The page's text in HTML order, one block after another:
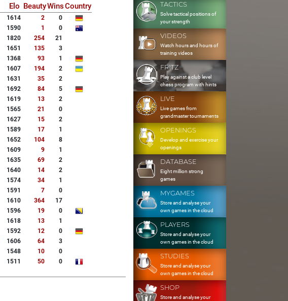
Elo BeautyWinsCountry
1614 2
0
1590 1
0
1820 254
21
1651 135
3
1368 93
1
1607 194
2
1631 35
2
1692 84
5
1619 13
2
1565 21
0
1627 15
2
1589 17
1
1652 104
8
1609 9
1
1635 69
2
1640 14
2
1574 34
1
1591 7
0
1610 364
17
1596 19
0
1618 13
1
1592 12
0
1606 64
3
1548 10
0
1511 50 0
TACTICS
Solve tactical positions of
your strength
VIDEOS
Watch hours and hours of
training videos
FRITZ
Play against a club level
chess program with hints
LIVE
Live games from
grandmaster tournaments
OPENINGS
Develop and exercise your
openings
DATABASE
Eight million strong
games
MYGAMES
Store and analyse your
own games in the cloud
PLAYERS
Store and analyse your
own games in the cloud
STUDIES
Store and analyse your
own games in the cloud
SHOP
Store and analyse your